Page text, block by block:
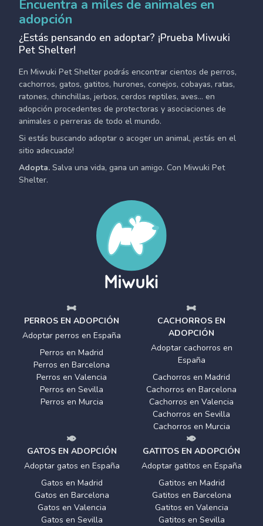
Encuentra a miles de animales en
adopción
¿Estás pensando en adoptar? ¡Prueba Miwuki
Pet Shelter!
En Miwuki Pet Shelter podrás encontrar cientos de perros,
cachorros, gatos, gatitos, hurones, conejos, cobayas, ratas,
ratones, chinchillas, jerbos, cerdos reptiles, aves... en
adopción procedentes de protectoras y asociaciones de
animales o perreras de todo el mundo.
Si estás buscando adoptar o acoger un animal, ¡estás en el
sitio adecuado!
Adopta. Salva una vida, gana un amigo. Con Miwuki Pet
Shelter.
PERROS EN ADOPCIÓN
Adoptar perros en España
Perros en Madrid
Perros en Barcelona
Perros en Valencia
Perros en Sevilla
Perros en Murcia
CACHORROS EN
ADOPCIÓN
Adoptar cachorros en
España
Cachorros en Madrid
Cachorros en Barcelona
Cachorros en Valencia
Cachorros en Sevilla
Cachorros en Murcia
GATOS EN ADOPCIÓN
Adoptar gatos en España
Gatos en Madrid
Gatos en Barcelona
Gatos en Valencia
Gatos en Sevilla
GATITOS EN ADOPCIÓN
Adoptar gatitos en España
Gatitos en Madrid
Gatitos en Barcelona
Gatitos en Valencia
Gatitos en Sevilla